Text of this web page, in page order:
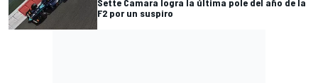
F2 por un suspiro